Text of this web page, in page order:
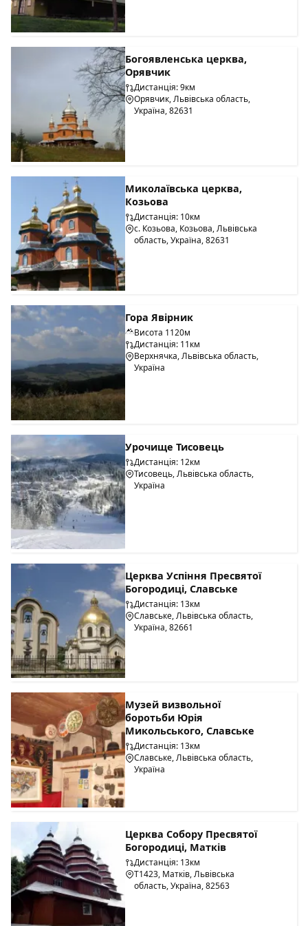
Богоявленська церква,
Орявчик
Дистанція: 9км
Орявчик, Львівська область,
Україна, 82631
Миколаївська церква,
Козьова
Дистанція: 10км
с. Козьова, Козьова, Львівська
область, Україна, 82631
Гора Явірник
Висота 1120м
Дистанція: 11км
Верхнячка, Львівська область,
Україна
Урочище Тисовець
Дистанція: 12км
Тисовець, Львівська область,
Україна
Церква Успіння Пресвятої
Богородиці, Славське
Дистанція: 13км
Славське, Львівська область,
Україна, 82661
Музей визвольної
боротьби Юрія
Микольського, Славське
Дистанція: 13км
Славське, Львівська область,
Україна
Церква Собору Пресвятої
Богородиці, Матків
Дистанція: 13км
Т1423, Матків, Львівська
область, Україна, 82563